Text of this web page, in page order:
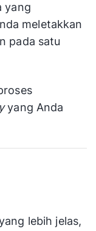
yang
meletakkan
pada satu
yang Anda
lebih jelas,